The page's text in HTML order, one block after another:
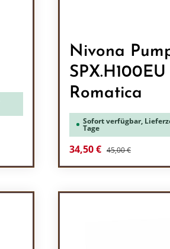
Nivona
Romatica
Sofort verfügbar,
Tage
Verkaufspreis:
34,50 € 45,00 €